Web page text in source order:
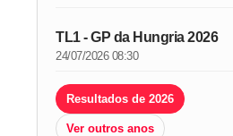
TL1 - GP da Hungria 2026
24/07/2026 08:30
Resultados de 2026
Ver outros anos